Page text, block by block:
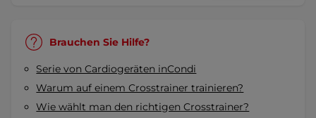
Brauchen Sie Hilfe?
Serie von Cardiogeräten inCondi
Warum auf einem Crosstrainer trainieren?
Wie wählt man den richtigen Crosstrainer?